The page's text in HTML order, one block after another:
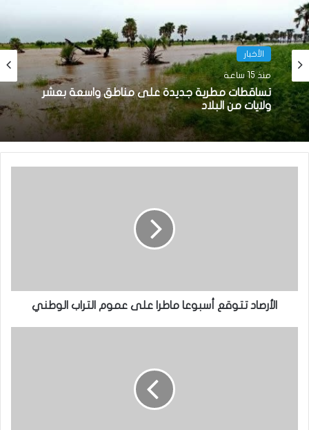
الأخبار
منذ 15 ساعة
تساقطات مطرية جديدة على مناطق واسعة بعشر
ولايات من البلاد
الأرصاد تتوقع أسبوعا ماطرا على عموم التراب الوطني